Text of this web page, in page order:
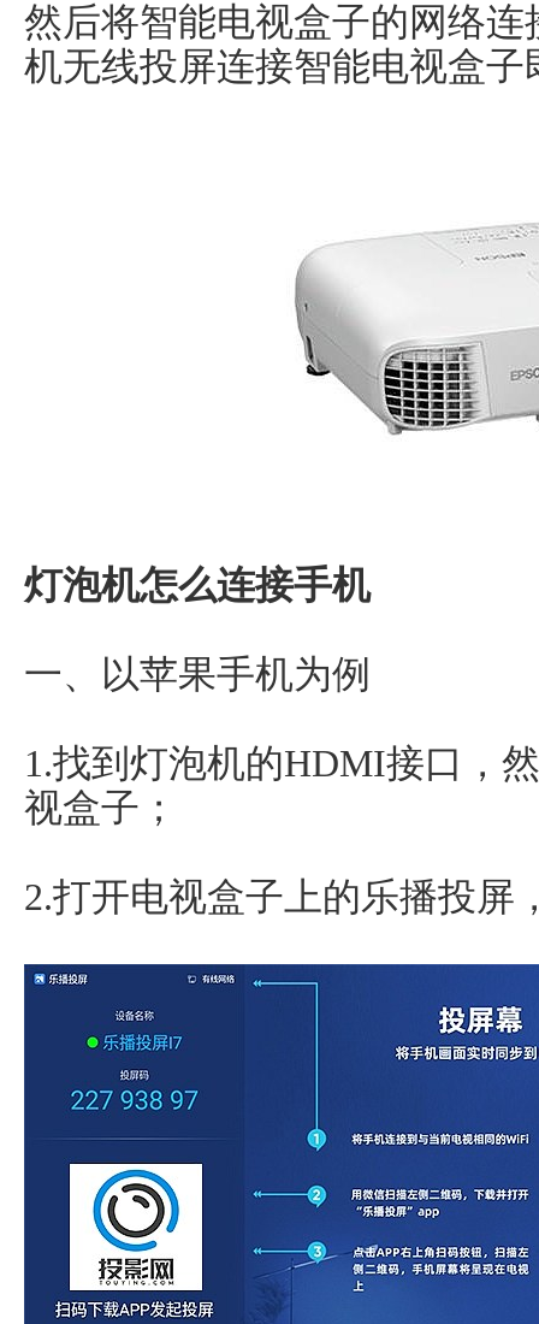
然后将智能电视盒子的网络
机无线投屏连接智能电视盒子
灯泡机怎么连接手机
一、以苹果手机为例
1.找到灯泡机的HDMI接口，
视盒子；
2.打开电视盒子上的乐播投屏